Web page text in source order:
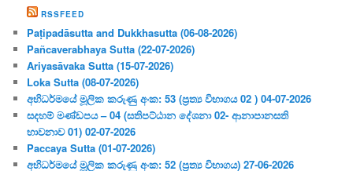
RSSFEED
Paṭipadāsutta and Dukkhasutta (06-08-2026)
Pañcaverabhaya Sutta (22-07-2026)
Ariyasāvaka Sutta (15-07-2026)
Loka Sutta (08-07-2026)
අභිධර්මයේ මූලික කරුණු අංක: 53 (ප්‍ර‍ත්‍ය විභාගය 02 ) 04-07-2026
සදහම් මණ්ඩපය – 04 (සතිපට්ඨාන දේශනා 02- ආනාපානසති
භාවනාව 01) 02-07-2026
Paccaya Sutta (01-07-2026)
අභිධර්මයේ මූලික කරුණු අංක: 52 (ප්‍ර‍ත්‍ය විභාගය) 27-06-2026